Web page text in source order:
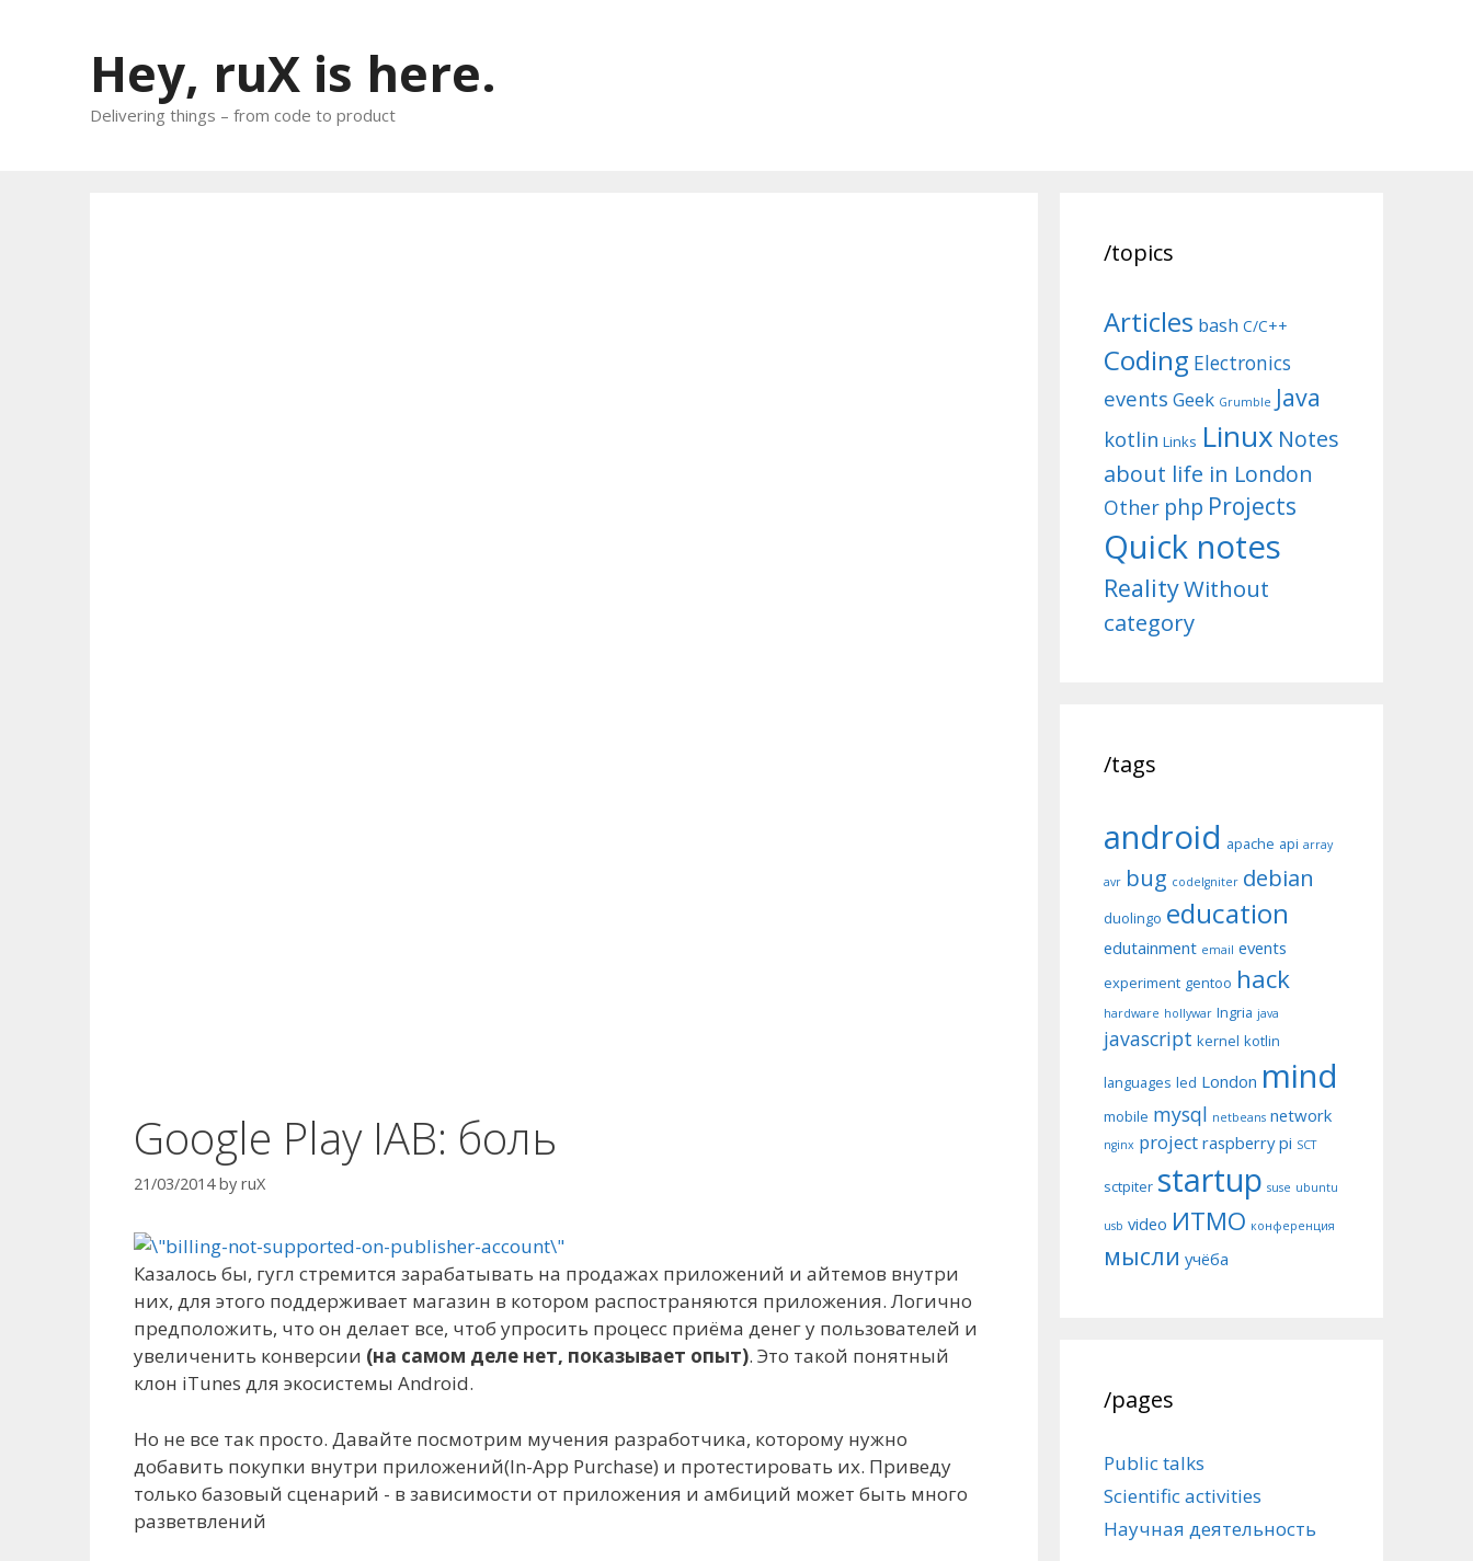
Hey, ruX is here.
Delivering things – from code to product
Google Play IAB: боль
21/03/2014 by ruX
Казалось бы, гугл стремится зарабатывать на продажах приложений и айтемов внутри
них, для этого поддерживает магазин в котором распостраняются приложения. Логично
предположить, что он делает все, чтоб упросить процесс приёма денег у пользователей и
увеличенить конверсии (на самом деле нет, показывает опыт). Это такой понятный
клон iTunes для экосистемы Android.
Но не все так просто. Давайте посмотрим мучения разработчика, которому нужно
добавить покупки внутри приложений(In-App Purchase) и протестировать их. Приведу
только базовый сценарий - в зависимости от приложения и амбиций может быть много
разветвлений
/topics
Articles bash C/C++
Coding Electronics
events Geek Grumble Java
kotlin Links Linux Notes
about life in London
Other php Projects
Quick notes
RealityWithout
category
/tags
android apache api array
avr bug codeIgniter debian
duolingo education
edutainment email events
experiment gentoo hack
hardware hollywar Ingria java
javascript kernel kotlin
languages led London mind
mobile mysql netbeans network
nginx project raspberry pi SCT
sctpiter startup suse ubuntu
usb video ИТМО конференция
мысли учёба
/pages
Public talks
Scientific activities
Научная деятельность